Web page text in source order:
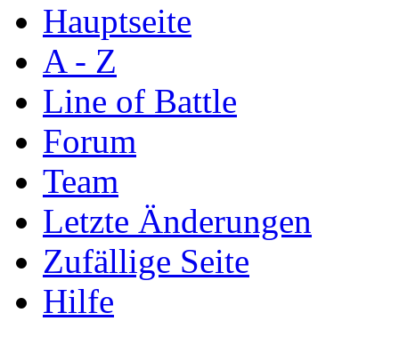
Hauptseite
A - Z
Line of Battle
Forum
Team
Letzte Änderungen
Zufällige Seite
Hilfe